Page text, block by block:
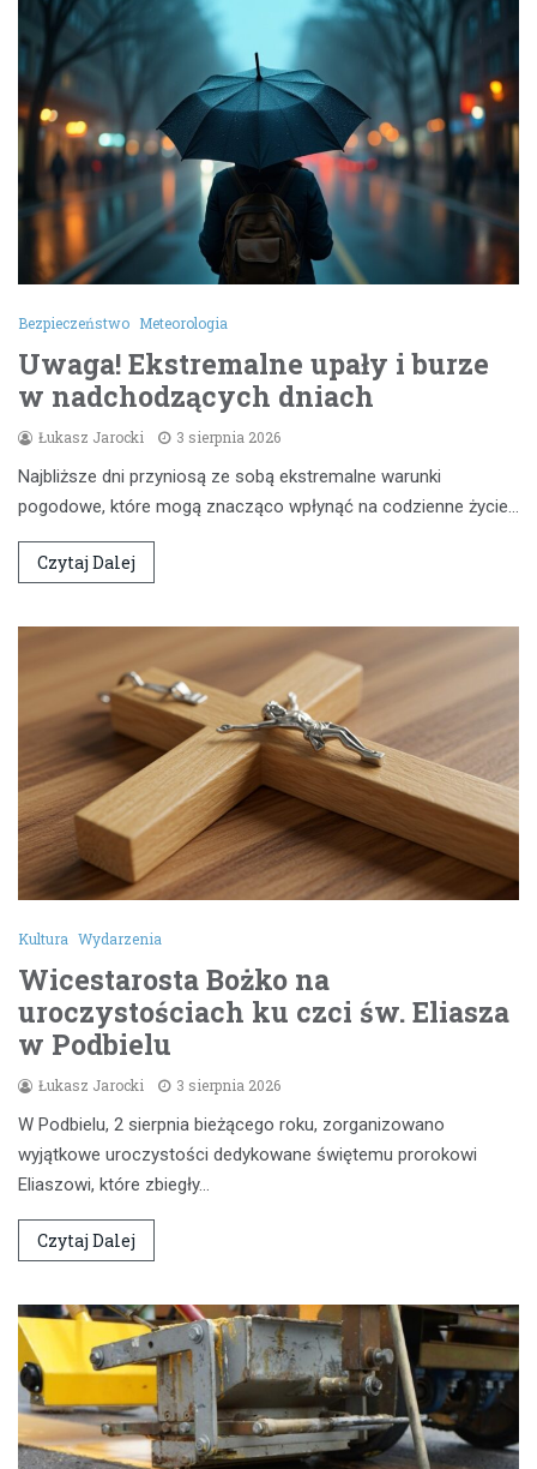
Bezpieczeństwo Meteorologia
Uwaga! Ekstremalne upały i burze
w nadchodzących dniach
Łukasz Jarocki 3 sierpnia 2026
Najbliższe dni przyniosą ze sobą ekstremalne warunki
pogodowe, które mogą znacząco wpłynąć na codzienne życie…
Czytaj Dalej
Kultura Wydarzenia
Wicestarosta Bożko na
uroczystościach ku czci św. Eliasza
w Podbielu
Łukasz Jarocki 3 sierpnia 2026
W Podbielu, 2 sierpnia bieżącego roku, zorganizowano
wyjątkowe uroczystości dedykowane świętemu prorokowi
Eliaszowi, które zbiegły…
Czytaj Dalej